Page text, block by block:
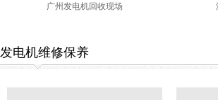
广州发电机回收现场
发电机维修保养